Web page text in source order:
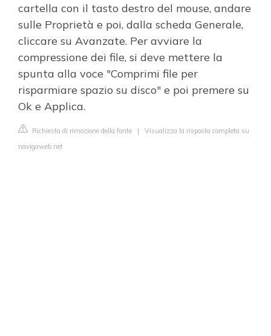
cartella con il tasto destro del mouse, andare
sulle Proprietà e poi, dalla scheda Generale,
cliccare su Avanzate. Per avviare la
compressione dei file, si deve mettere la
spunta alla voce "Comprimi file per
risparmiare spazio su disco" e poi premere su
Ok e Applica.
Richiesta di rimozione della fonte | Visualizza la risposta completa su
navigaweb.net